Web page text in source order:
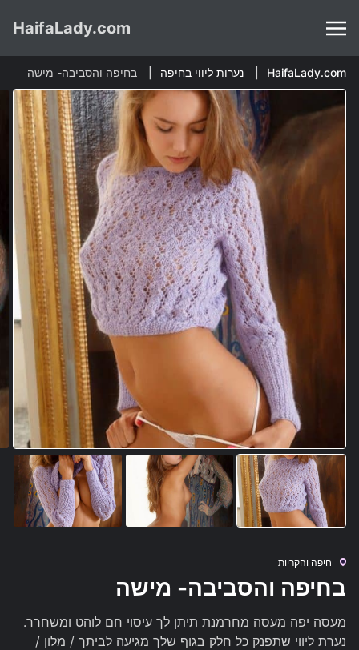
HaifaLady.com
HaifaLady.com נערות ליווי בחיפה בחיפה והסביבה- מישה
חיפה והקריות
בחיפה והסביבה- מישה
מעסה יפה מעסה מחרמנת תיתן לך עיסוי חם לוהט ומשחרר.
נערת ליווי שתפנק כל חלק בגוף שלך מגיעה לביתך / מלון /